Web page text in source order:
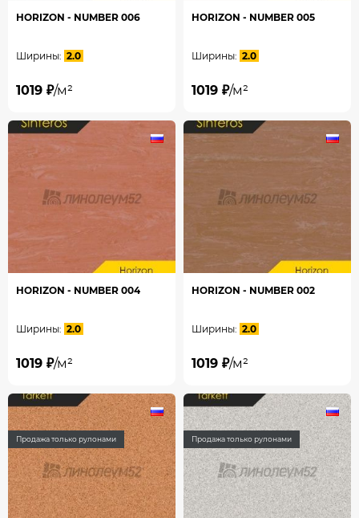
HORIZON - NUMBER 006
Ширины: 2.0
1019 ₽/м²
HORIZON - NUMBER 005
Ширины: 2.0
1019 ₽/м²
HORIZON - NUMBER 004
Ширины: 2.0
1019 ₽/м²
HORIZON - NUMBER 002
Ширины: 2.0
1019 ₽/м²
Продажа только рулонами Продажа только рулонами